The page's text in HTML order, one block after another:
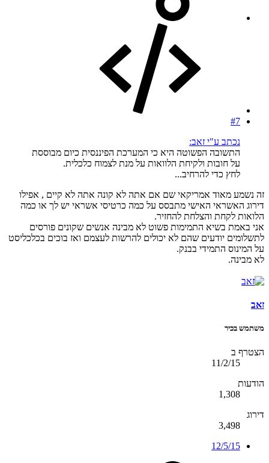
#7
נכתב ע"י זאב:
התשובה הפשוטה היא כי המערכת הפיננסית כיום מבוססת
על חובות ולקיחת הלוואות על מנת לצמוח כלכלית.
לחץ כדי להרחיב...
זה נשמע מאוד אמריקאי שם אם אתה לא קונה אתה לא קיים , אפילו
דירוג האשראי האישי מתבסס על כמה כרטיסי אשראי יש לך או כמה
הלואות לקחת והצלחת להחזיר.
אני באמת בשיא התמימות פשוט לא מבינה אנשים שקונים פורסים
לתשלומים יודעים שהם לא יכולים להרשות לעצמם ואז בוכים בכלכליסט
על המינוס התמידי בבנק.
לא מבינה.
זאב
משתמש בכיר
הצטרף ב
11/2/15
הודעות
1,308
דירוג
3,498
12/5/15